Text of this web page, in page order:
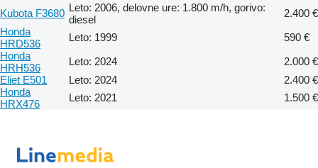
Kubota F3680 Leto: 2006, delovne ure: 1.800 m/h, gorivo:
diesel
2.400 €
Honda
HRD536
Leto: 1999
590 €
Honda
HRH536
Leto: 2024
2.000 €
Eliet E501
Leto: 2024
2.400 €
Honda
HRX476
Leto: 2021 1.500 €